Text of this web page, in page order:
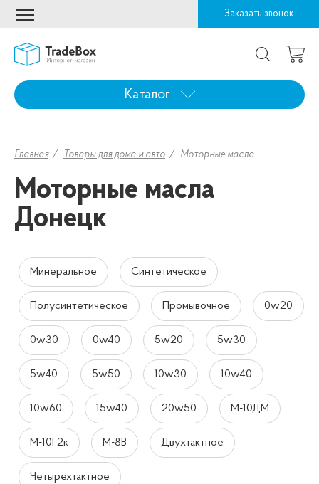
Заказать звонок
Каталог
Главная Товары для дома и авто Моторные масла
Моторные масла
Донецк
Минеральное Синтетическое
Полусинтетическое Промывочное 0w20
0w30 0w40 5w20 5w30
5w40 5w50 10w30 10w40
10w60 15w40 20w50 М-10ДМ
М-10Г2к М-8В Двухтактное
Четырехтактное